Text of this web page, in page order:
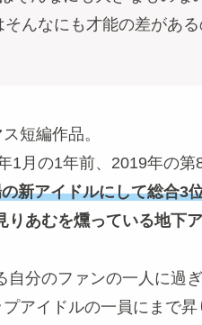
んなにも才能の差がある
短編作品。
1月の1年前、2019年の
新アイドルにして総合3
あむを燻っている地下
分のファンの一人に過
アイドルの一員にまで